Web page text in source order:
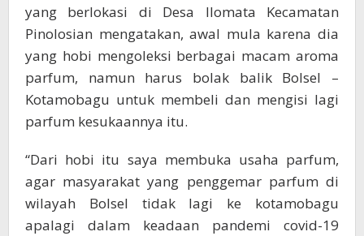
yang berlokasi di Desa Ilomata Kecamatan
Pinolosian mengatakan, awal mula karena dia
yang hobi mengoleksi berbagai macam aroma
parfum, namun harus bolak balik Bolsel –
Kotamobagu untuk membeli dan mengisi lagi
parfum kesukaannya itu.
“Dari hobi itu saya membuka usaha parfum,
agar masyarakat yang penggemar parfum di
wilayah Bolsel tidak lagi ke kotamobagu
apalagi dalam keadaan pandemi covid-19